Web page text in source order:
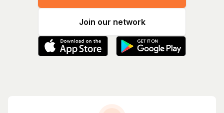
Join our network